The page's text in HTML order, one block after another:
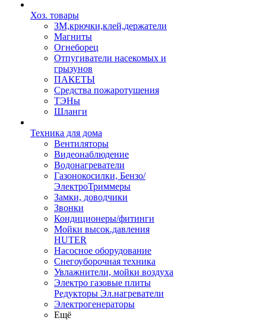
Хоз. товары
ЗМ,крючки,клей,держатели
Магниты
Огнеборец
Отпугиватели насекомых и
грызунов
ПАКЕТЫ
Средства пожаротушения
ТЭНы
Шланги
Техника для дома
Вентиляторы
Видеонаблюдение
Водонагреватели
Газонокосилки, Бензо/
ЭлектроТриммеры
Замки, доводчики
Звонки
Кондиционеры/фитинги
Мойки высок.давления
HUTER
Насосное оборудование
Снегоуборочная техника
Увлажнители, мойки воздуха
Электро газовые плиты
Редукторы Эл.нагреватели
Электрогенераторы
Ещё